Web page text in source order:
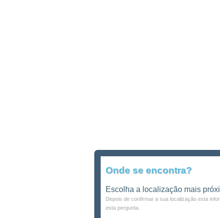
Onde se encontra?
Escolha a localização mais
Depois de confirmar a sua localização esta
esta pergunta.